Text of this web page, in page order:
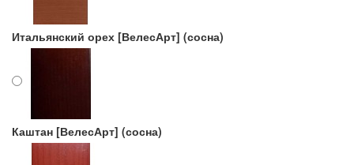
Итальянский орех [ВелесАрт] (сосна)
Каштан [ВелесАрт] (сосна)